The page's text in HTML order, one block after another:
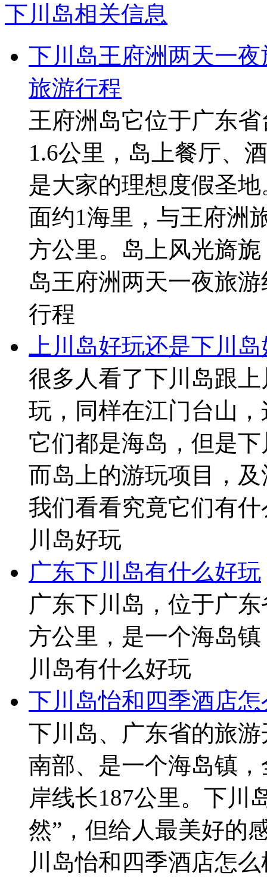
下川岛相关信息
下川岛王府洲两天一
旅游行程
王府洲岛它位于广东
1.6公里，岛上餐厅、
是大家的理想度假圣
面约1海里，与王府洲
方公里。岛上风光旖
岛王府洲两天一夜旅
行程
上川岛好玩还是下川
很多人看了下川岛跟
玩，同样在江门台山
它们都是海岛，但是
而岛上的游玩项目，
我们看看究竟它们有
川岛好玩
广东下川岛有什么好玩
广东下川岛，位于广
方公里，是一个海岛
川岛有什么好玩
下川岛怡和四季酒店怎
下川岛、广东省的旅
南部、是一个海岛镇
岸线长187公里。下川
然”，但给人最美好的
川岛怡和四季酒店怎么